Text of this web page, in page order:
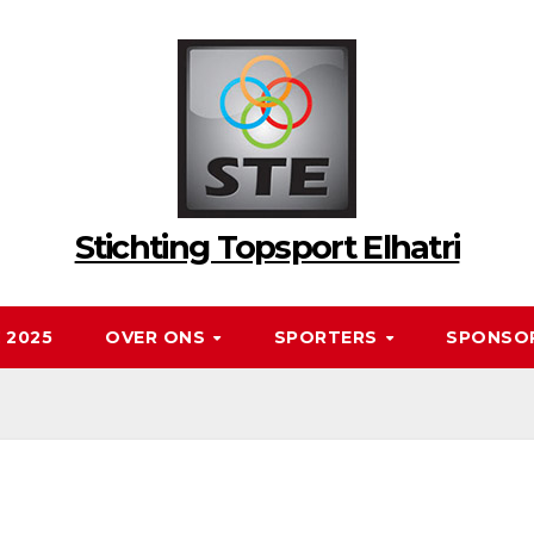
Stichting Topsport Elhatri
2025 OVER ONS SPORTERS